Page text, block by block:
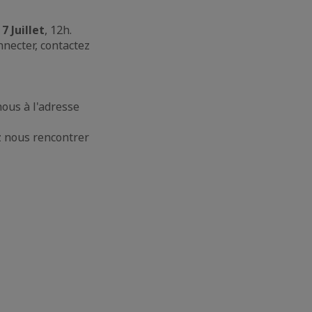
Juillet, 12h.
contactez
à l'adresse
nous rencontrer